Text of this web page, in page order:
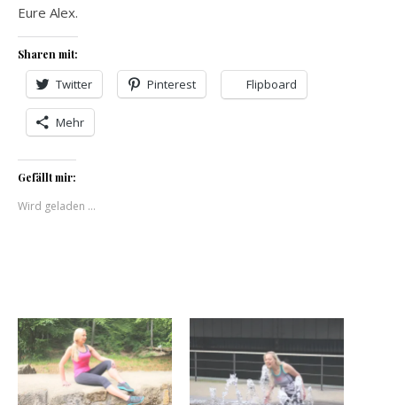
Eure Alex.
Sharen mit:
Twitter Pinterest Flipboard
Mehr
Gefällt mir:
Wird geladen …